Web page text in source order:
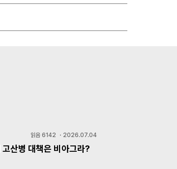
읽음 6142 ・ 2026.07.04
산병 대책은 비아그라?